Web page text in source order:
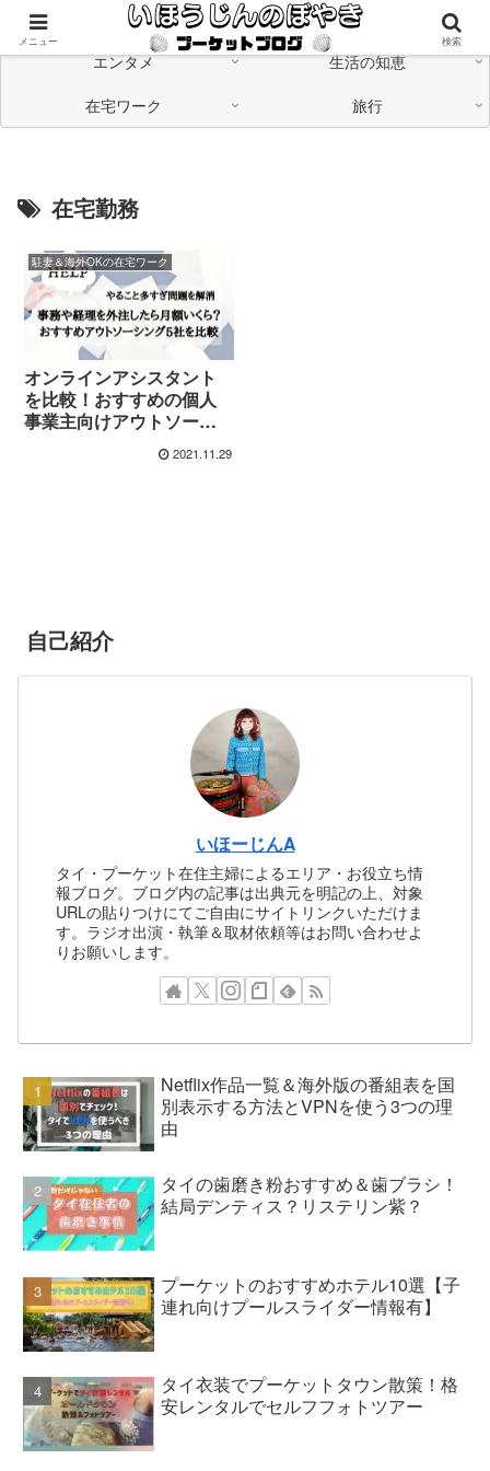
海外在住の日本人が「つながる」情報発信中
エンタメ
生活の知恵
在宅ワーク
旅行
在宅勤務
駐妻＆海外OKの在宅ワーク
オンラインアシスタント
を比較！おすすめの個人
事業主向けアウトソーシ
2021.11.29
自己紹介
いほーじんA
タイ・プーケット在住主婦によるエリア・お役立ち情
報ブログ。ブログ内の記事は出典元を明記の上、対象
URLの貼りつけにてご自由にサイトリンクいただけま
す。ラジオ出演・執筆＆取材依頼等はお問い合わせよ
りお願いします。
Netflix作品一覧＆海外版の番組表を国
別表示する方法とVPNを使う3つの理
由
タイの歯磨き粉おすすめ＆歯ブラシ！
結局デンティス？リステリン紫？
プーケットのおすすめホテル10選【子
連れ向けプールスライダー情報有】
タイ衣装でプーケットタウン散策！格
安レンタルでセルフフォトツアー
メニュー 検索